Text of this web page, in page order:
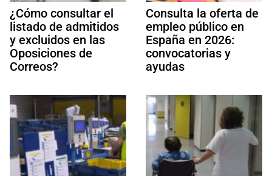
¿Cómo consultar el
listado de admitidos
y excluidos en las
Oposiciones de
Correos?
Consulta la oferta de
empleo público en
España en 2026:
convocatorias y
ayudas